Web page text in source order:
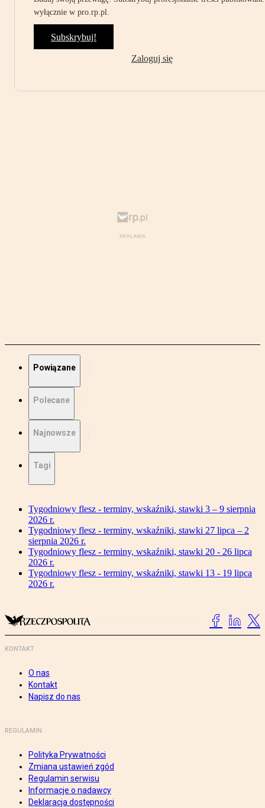
wyłącznie w pro.rp.pl.
Subskrybuj!
Zaloguj się
Powiązane
Polecane
Najnowsze
Tagi
Tygodniowy flesz - terminy, wskaźniki, stawki 3 – 9 sierpnia
2026 r.
Tygodniowy flesz - terminy, wskaźniki, stawki 27 lipca – 2
sierpnia 2026 r.
Tygodniowy flesz - terminy, wskaźniki, stawki 20 - 26 lipca
2026 r.
Tygodniowy flesz - terminy, wskaźniki, stawki 13 - 19 lipca
2026 r.
KONTAKT
O nas
Kontakt
Napisz do nas
REGULAMIN
Polityka Prywatności
Zmiana ustawień zgód
Regulamin serwisu
Informacje o nadawcy
Deklaracja dostępności